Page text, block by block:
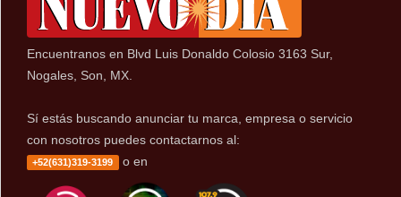
Encuentranos en Blvd Luis Donaldo Colosio 3163 Sur,
Nogales, Son, MX.
Sí estás buscando anunciar tu marca, empresa o servicio
con nosotros puedes contactarnos al:
+52(631)319-3199 o en